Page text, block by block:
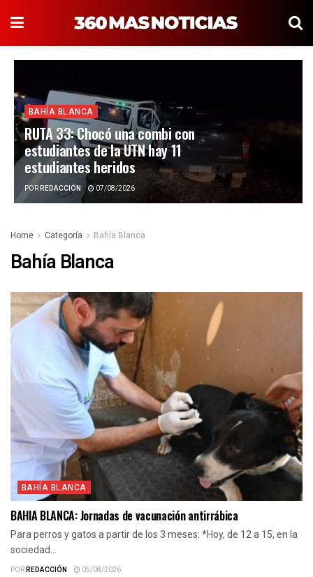
BAHÍA BLANCA
RUTA 33: Chocó una combi con
estudiantes de la UTN hay 11
estudiantes heridos
PORREDACCIÓN 07/08/2026
Home Categoría Bahía Blanca
Bahía Blanca
BAHÍA BLANCA
BAHIA BLANCA: Jornadas de vacunación antirrábica
Para perros y gatos a partir de los 3 meses: *Hoy, de 12 a 15, en la
sociedad...
PORREDACCIÓN 05/08/2026